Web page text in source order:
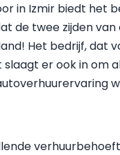
in Izmir biedt het
de twee zijden
Het bedrijf, dat
er ook in